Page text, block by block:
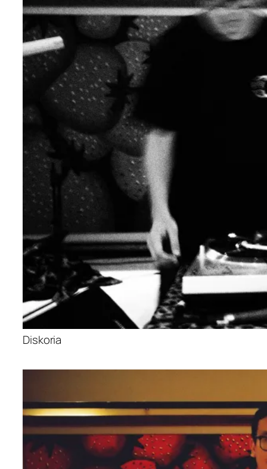
Diskoria